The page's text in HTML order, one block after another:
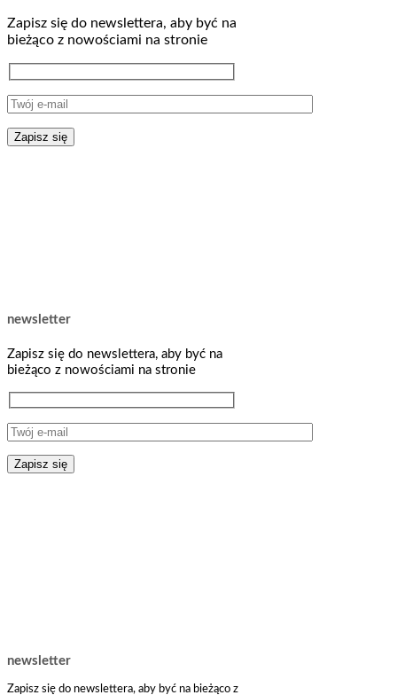
Zapisz się do newslettera, aby być na
bieżąco z nowościami na stronie
newsletter
Zapisz się do newslettera, aby być na
bieżąco z nowościami na stronie
newsletter
Zapisz się do newslettera, aby być na bieżąco z